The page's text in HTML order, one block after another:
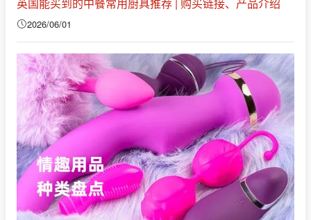
英国能买到的中餐常用厨具推荐 | 购买链接、产品介绍
2026/06/01